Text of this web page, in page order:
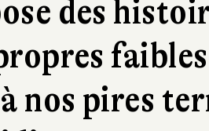
des
nos pires